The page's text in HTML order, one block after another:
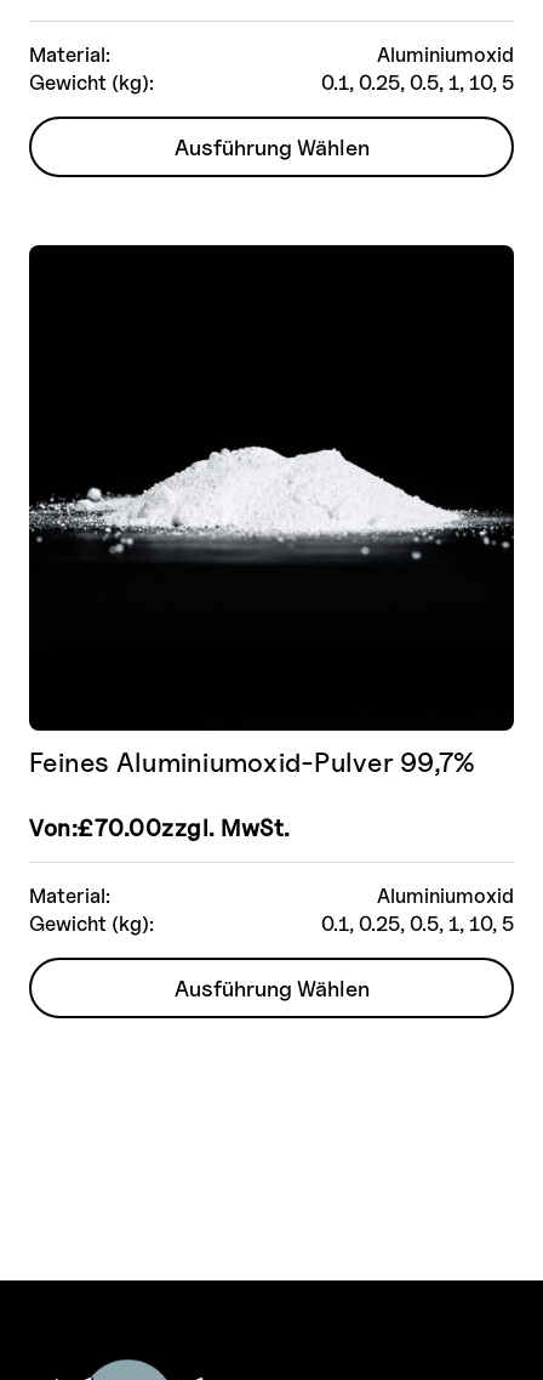
Material:
Aluminiumoxid
Gewicht (kg):
0.1, 0.25, 0.5, 1, 10, 5
Ausführung Wählen
Dieses
Produkt
Varianten
gewählt
werden
Material:
Aluminiumoxid
Gewicht (kg):
0.1, 0.25, 0.5, 1, 10, 5
Feines Aluminiumoxid-Pulver 99,7%
Von:£70.00zzgl. MwSt.
Ausführung Wählen
Dieses
Produkt
der
werden